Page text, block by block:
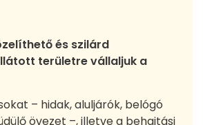
és szilárd
területre vállaljuk a
– hidak, aluljárók, belógó
övezet –, illetve a behajtási